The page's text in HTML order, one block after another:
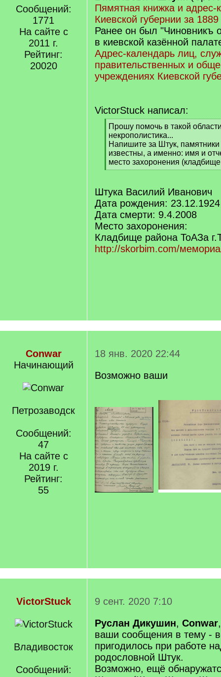
Сообщений:
1771
На сайте с
2011 г.
Рейтинг:
20020
Пямятная книжка и адрес-
Киевской губернии за 1889
Ранее он был "Чиновникъ
в киевской казённой
Адрес-календарь лиц,
правительственных и
учреждениях Киевской
VictorStuck написал:
[
q
]
Прошу помочь в такой
некрополистика...
Напишите за Штук,
известны, а именно: имя и
место захоронения
[
q
]
Штука Василий Иванович
Дата рождения: 23.12.1924
Дата смерти: 9.4.2008
Место захоронения:
Кладбище района ТоАЗа
http://skorbim.com/
Conwar
Начинающий
Петрозаводск
Сообщений:
47
На сайте с
2019 г.
Рейтинг:
55
18 янв. 2020 22:44
Возможно ваши
VictorStuck
Владивосток
Сообщений:
9 сент. 2020 7:10
Руслан Дикушин, Conwar
ваши сообщения в тему -
пригодилось при работе
родословной Штук.
Возможно, ещё